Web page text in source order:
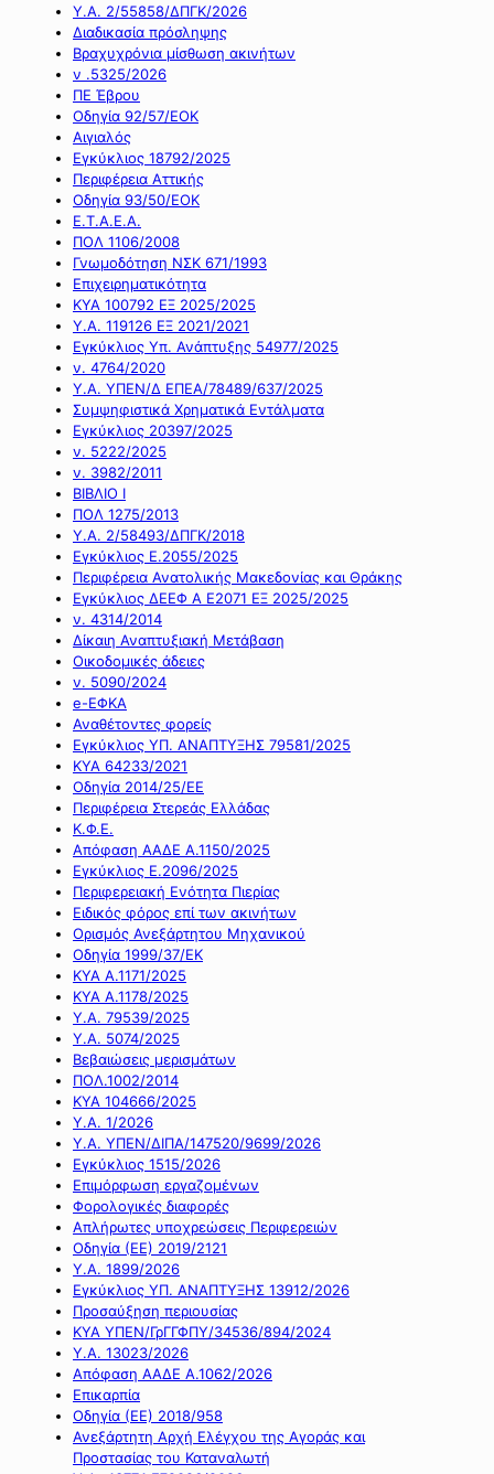
Υ.Α. 2/55858/ΔΠΓΚ/2026
Διαδικασία πρόσληψης
Βραχυχρόνια μίσθωση ακινήτων
ν .5325/2026
ΠΕ Έβρου
Οδηγία 92/57/ΕΟΚ
Αιγιαλός
Εγκύκλιος 18792/2025
Περιφέρεια Αττικής
Οδηγία 93/50/ΕΟΚ
Ε.Τ.Α.Ε.Α.
ΠΟΛ 1106/2008
Γνωμοδότηση ΝΣΚ 671/1993
Επιχειρηματικότητα
ΚΥΑ 100792 ΕΞ 2025/2025
Υ.Α. 119126 ΕΞ 2021/2021
Εγκύκλιος Υπ. Ανάπτυξης 54977/2025
ν. 4764/2020
Υ.Α. ΥΠΕΝ/Δ ΕΠΕΑ/78489/637/2025
Συμψηφιστικά Χρηματικά Εντάλματα
Εγκύκλιος 20397/2025
ν. 5222/2025
ν. 3982/2011
ΒΙΒΛΙΟ Ι
ΠΟΛ 1275/2013
Υ.Α. 2/58493/ΔΠΓΚ/2018
Εγκύκλιος Ε.2055/2025
Περιφέρεια Ανατολικής Μακεδονίας και Θράκης
Εγκύκλιος ΔΕΕΦ Α Ε2071 ΕΞ 2025/2025
ν. 4314/2014
Δίκαιη Αναπτυξιακή Μετάβαση
Οικοδομικές άδειες
ν. 5090/2024
e-ΕΦΚΑ
Αναθέτοντες φορείς
Εγκύκλιος ΥΠ. ΑΝΑΠΤΥΞΗΣ 79581/2025
ΚΥΑ 64233/2021
Οδηγία 2014/25/ΕΕ
Περιφέρεια Στερεάς Ελλάδας
Κ.Φ.Ε.
Απόφαση ΑΑΔΕ Α.1150/2025
Εγκύκλιος Ε.2096/2025
Περιφερειακή Ενότητα Πιερίας
Ειδικός φόρος επί των ακινήτων
Ορισμός Ανεξάρτητου Μηχανικού
Οδηγία 1999/37/ΕΚ
ΚΥΑ Α.1171/2025
ΚΥΑ Α.1178/2025
Υ.Α. 79539/2025
Υ.Α. 5074/2025
Βεβαιώσεις μερισμάτων
ΠΟΛ.1002/2014
ΚΥΑ 104666/2025
Υ.Α. 1/2026
Υ.Α. ΥΠΕΝ/ΔΙΠΑ/147520/9699/2026
Εγκύκλιος 1515/2026
Επιμόρφωση εργαζομένων
Φορολογικές διαφορές
Απλήρωτες υποχρεώσεις Περιφερειών
Οδηγία (ΕΕ) 2019/2121
Υ.Α. 1899/2026
Εγκύκλιος ΥΠ. ΑΝΑΠΤΥΞΗΣ 13912/2026
Προσαύξηση περιουσίας
ΚΥΑ ΥΠΕΝ/ΓρΓΓΦΠΥ/34536/894/2024
Υ.Α. 13023/2026
Απόφαση ΑΑΔΕ Α.1062/2026
Επικαρπία
Οδηγία (ΕΕ) 2018/958
Ανεξάρτητη Αρχή Ελέγχου της Αγοράς και
Προστασίας του Καταναλωτή